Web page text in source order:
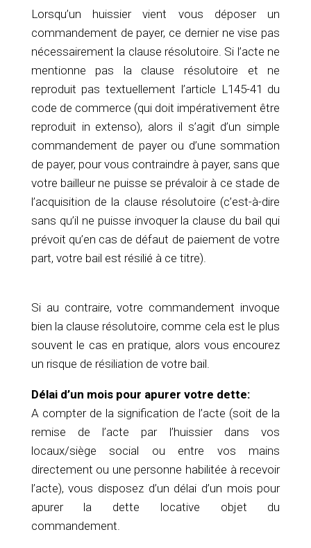
Lorsqu’un huissier vient vous déposer un
commandement de payer, ce dernier ne vise pas
nécessairement la clause résolutoire. Si l’acte ne
mentionne pas la clause résolutoire et ne
reproduit pas textuellement l’article L145-41 du
code de commerce (qui doit impérativement être
reproduit in extenso), alors il s’agit d’un simple
commandement de payer ou d’une sommation
de payer, pour vous contraindre à payer, sans que
votre bailleur ne puisse se prévaloir à ce stade de
l’acquisition de la clause résolutoire (c’est-à-dire
sans qu’il ne puisse invoquer la clause du bail qui
prévoit qu’en cas de défaut de paiement de votre
part, votre bail est résilié à ce titre).
Si au contraire, votre commandement invoque
bien la clause résolutoire, comme cela est le plus
souvent le cas en pratique, alors vous encourez
un risque de résiliation de votre bail.
Délai d’un mois pour apurer votre dette:
A compter de la signification de l’acte (soit de la
remise de l’acte par l’huissier dans vos
locaux/siège social ou entre vos mains
directement ou une personne habilitée à recevoir
l’acte), vous disposez d’un délai d’un mois pour
apurer la dette locative objet du
commandement.